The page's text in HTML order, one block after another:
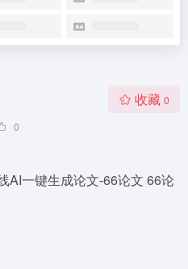
0
收藏 0
AI一键生成论文-66论文 66论